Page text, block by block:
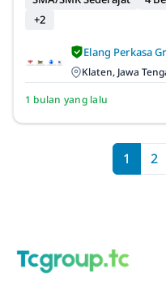
+2
Elang Perkasa
Klaten, Jawa
1 bulan yang lalu
1 2